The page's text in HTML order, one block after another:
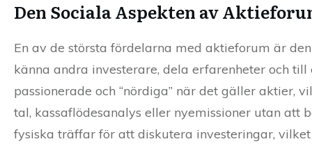
Den Sociala Aspekten av
En av de största fördelarna med aktieforum är
känna andra investerare, dela erfarenheter och
passionerade och “nördiga” när det gäller aktier,
tal, kassaflödesanalys eller nyemissioner utan
fysiska träffar för att diskutera investeringar,